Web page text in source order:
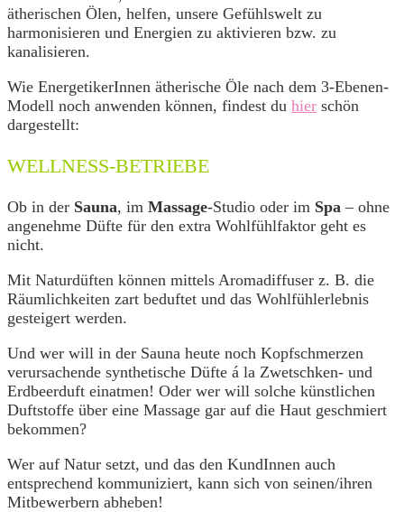
ätherischen Ölen, helfen, unsere Gefühlswelt zu
harmonisieren und Energien zu aktivieren bzw. zu
kanalisieren.
Wie EnergetikerInnen ätherische Öle nach dem 3-Ebenen-
Modell noch anwenden können, findest du hier schön
dargestellt:
WELLNESS-BETRIEBE
Ob in der Sauna, im Massage-Studio oder im Spa – ohne
angenehme Düfte für den extra Wohlfühlfaktor geht es
nicht.
Mit Naturdüften können mittels Aromadiffuser z. B. die
Räumlichkeiten zart beduftet und das Wohlfühlerlebnis
gesteigert werden.
Und wer will in der Sauna heute noch Kopfschmerzen
verursachende synthetische Düfte á la Zwetschken- und
Erdbeerduft einatmen! Oder wer will solche künstlichen
Duftstoffe über eine Massage gar auf die Haut geschmiert
bekommen?
Wer auf Natur setzt, und das den KundInnen auch
entsprechend kommuniziert, kann sich von seinen/ihren
Mitbewerbern abheben!